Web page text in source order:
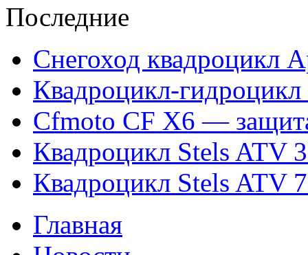
Последние
Снегоход квадроцикл
Квадроцикл-
Cfmoto CF X6 —
Квадроцикл Stels ATV
Квадроцикл Stels ATV
Главная